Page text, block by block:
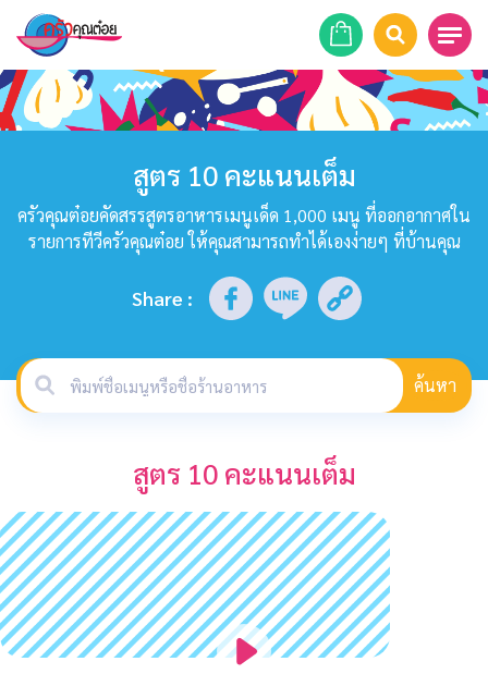
หน้าแรก
ร้านอาหาร
บทความ
สูตร 10 คะแนนเต็ม
ครัวคุณต๋อยคัดสรรสูตรอาหารเมนูเด็ด 1,000 เมนู ที่ออกอากาศใน
รายการทีวีครัวคุณต๋อย ให้คุณสามารถทำได้เองง่ายๆ ที่บ้านคุณ
Share :
ค้นหา
สูตร 10 คะแนนเต็ม